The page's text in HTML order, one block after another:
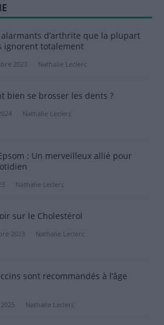
alarmants d’arthrite que la plupart
ignorent totalement
2023 Nathalie Leclerc
bien se brosser les dents ?
Nathalie Leclerc
: Un merveilleux allié pour
Nathalie Leclerc
sur le Cholestérol
2023 Nathalie Leclerc
sont recommandés à l’âge
Nathalie Leclerc